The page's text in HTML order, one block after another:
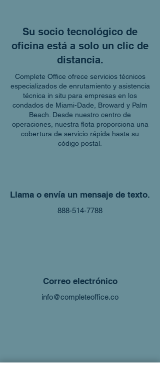
Su socio tecnológico de
oficina está a solo un clic de
distancia.
Complete Office ofrece servicios técnicos
especializados de enrutamiento y asistencia
técnica in situ para empresas en los
condados de Miami-Dade, Broward y Palm
Beach. Desde nuestro centro de
operaciones, nuestra flota proporciona una
cobertura de servicio rápida hasta su
código postal.
Llama o envía un mensaje de texto.
888-514-7788
Correo electrónico
info@completeoffice.co